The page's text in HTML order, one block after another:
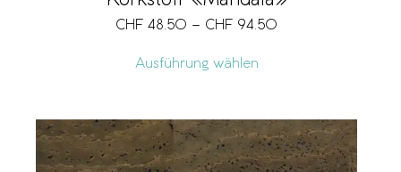
CHF 48.50 – CHF 94.50
Ausführung wählen